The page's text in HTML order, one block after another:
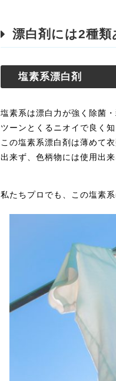
漂白剤には2種類
塩素系漂白剤
塩素系は漂白力が強く除菌
ツーンとくるニオイで良く
この塩素系漂白剤は薄めて
出来ず、色柄物には使用出
私たちプロでも、この塩素系